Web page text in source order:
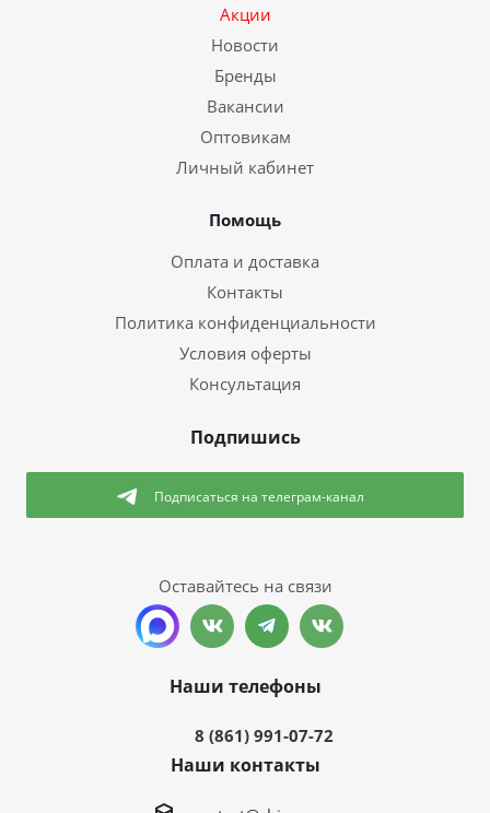
Акции
Новости
Бренды
Вакансии
Оптовикам
Личный кабинет
Помощь
Оплата и доставка
Контакты
Политика конфиденциальности
Условия оферты
Консультация
Подпишись
Подписаться на телеграм-канал
Оставайтесь на связи
Наши телефоны
8 (861) 991-07-72
Наши контакты